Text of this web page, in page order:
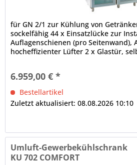
für GN 2/1 zur Kühlung von
sockelfähig 44 x Einsatzlücke zur
Auflagenschienen (pro Seitenwand),
hocheffizienter Lüfter 2 x Glastür,
6.959,00 € *
Bestellartikel
Zuletzt aktualisiert: 08.08.2026 10:10
Umluft-Gewerbekühlschrank
KU 702 COMFORT